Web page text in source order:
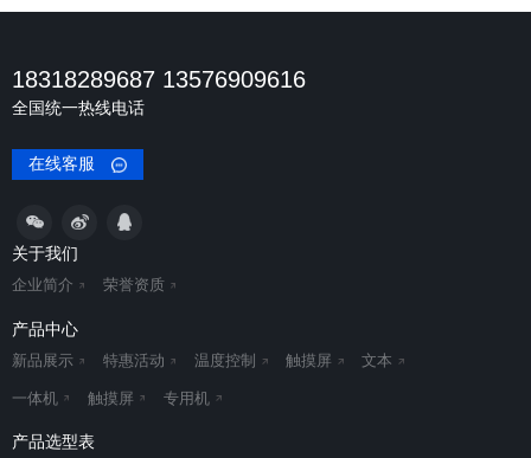
18318289687 13576909616
全国统一热线电话
在线客服
关于我们
企业简介 荣誉资质
产品中心
新品展示 特惠活动 温度控制 触摸屏 文本
一体机 触摸屏 专用机
产品选型表